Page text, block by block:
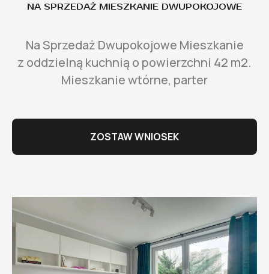
NA SPRZEDAŻ MIESZKANIE DWUPOKOJOWE
Na Sprzedaż Dwupokojowe Mieszkanie
z oddzielną kuchnią o powierzchni 42 m2.
Mieszkanie wtórne, parter
ZOSTAW WNIOSEK